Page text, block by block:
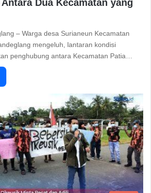
Dua Kecamatan yang
– Warga desa Surianeun Kecamatan
mengeluh, lantaran kondisi
penghubung antara Kecamatan Patia…